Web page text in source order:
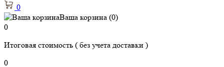
0
Ваша корзина (0)
0
Итоговая стоимость ( без учета доставки )
0